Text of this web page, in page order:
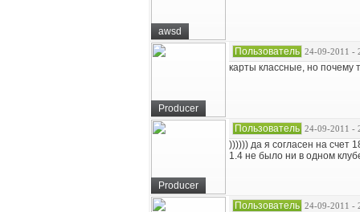
awsd
Producer
Пользователь 24-09-2011 -
карты классные, но почему
Producer
Пользователь 24-09-2011 -
)))))) да я согласен на счет
1.4 не было ни в одном
Пользователь 24-09-2011 -